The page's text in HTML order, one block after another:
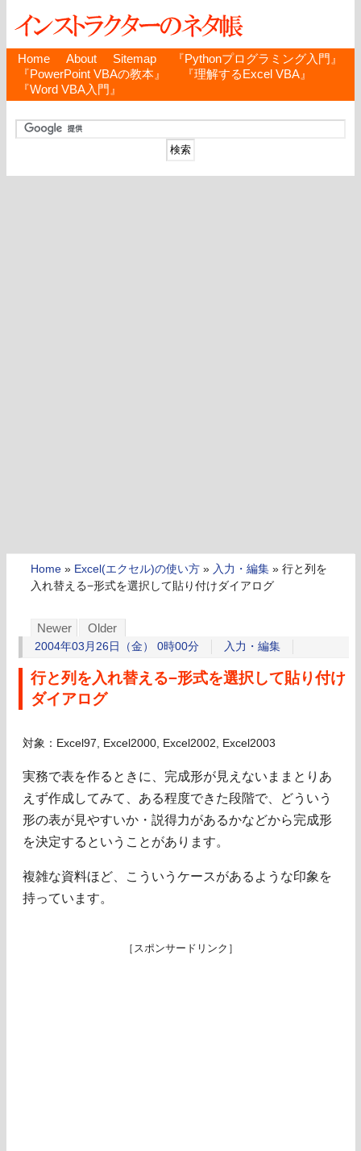
Home About Sitemap
『Pythonプログラミング入門』
『PowerPoint VBAの教本』
『理解するExcel VBA』
『Word VBA入門』
Home » Excel(エクセル)の使い方 » 入力・編集 » 行と列を
入れ替える−形式を選択して貼り付けダイアログ
Newer Older
2004年03月26日（金） 0時00分 入力・編集
行と列を入れ替える−形式を選択して貼り付け
ダイアログ
対象：Excel97, Excel2000, Excel2002, Excel2003
実務で表を作るときに、完成形が見えないままとりあ
えず作成してみて、ある程度できた段階で、どういう
形の表が見やすいか・説得力があるかなどから完成形
を決定するということがあります。
複雑な資料ほど、こういうケースがあるような印象を
持っています。
［スポンサードリンク］